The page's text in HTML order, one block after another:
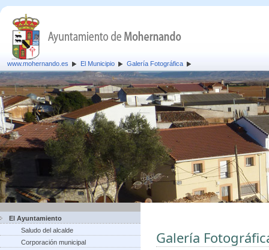
www.mohernando.es El Municipio Galería Fotográfica
El Ayuntamiento
Saludo del alcalde
Corporación municipal
Galería